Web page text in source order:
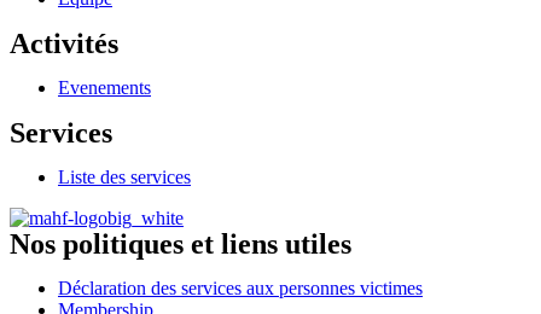
Activités
Evenements
Services
Liste des services
Nos politiques et liens utiles
Déclaration des services aux personnes victimes